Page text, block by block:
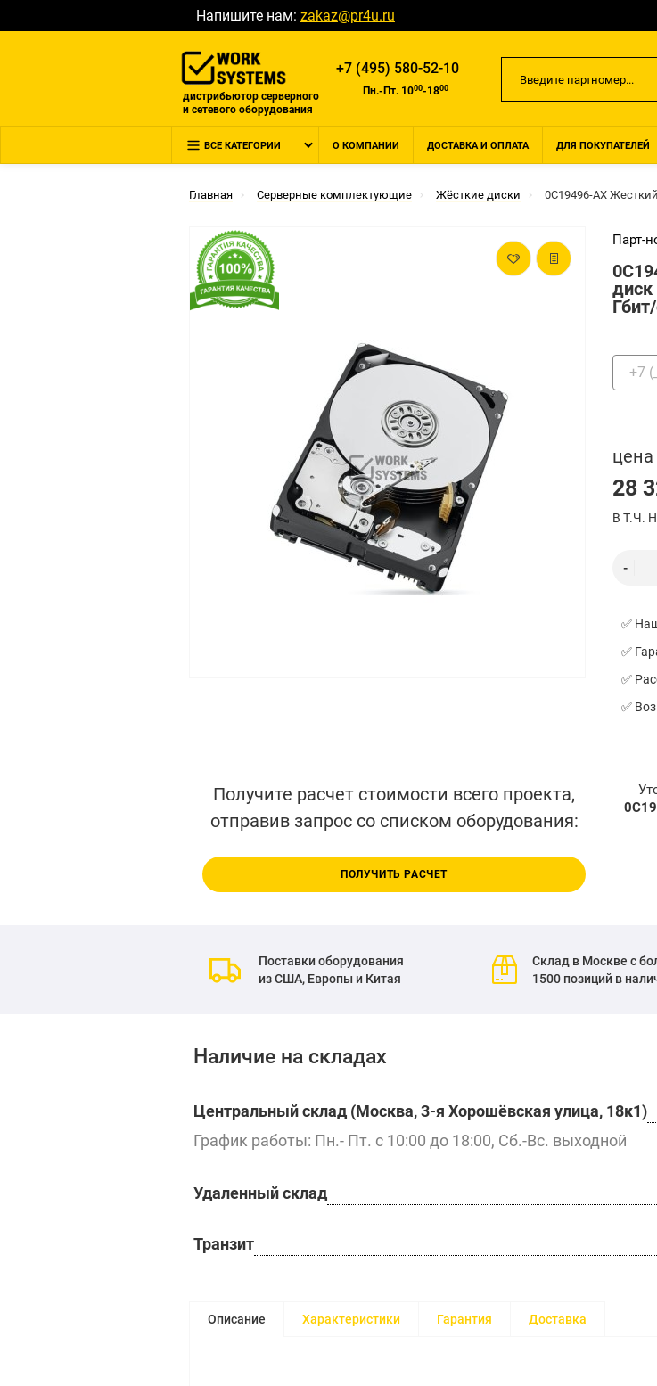
Напишите нам: zakaz@pr4u.ru
дистрибьютор серверного
и сетевого оборудования
+7 (495) 580-52-10
Пн.-Пт. 1000-1800
ВСЕ КАТЕГОРИИ О КОМПАНИИ ДОСТАВКА И ОПЛАТА ДЛЯ ПОКУПАТЕЛЕЙ
Главная Серверные комплектующие Жёсткие диски 0C19496-AX
Парт-
диск
цена
28
В Т.Ч.
✅
✅
✅
✅
Получите расчет стоимости всего проекта,
отправив запрос со списком оборудования:
ПОЛУЧИТЬ РАСЧЕТ
Поставки оборудования
из США, Европы и Китая
Склад в Москве с
1500 позиций в
Наличие на складах
Центральный склад (Москва, 3-я Хорошёвская улица, 18к1)
График работы: Пн.- Пт. с 10:00 до 18:00, Сб.-Вс. выходной
Удаленный склад
Транзит
Описание Характеристики Гарантия Доставка